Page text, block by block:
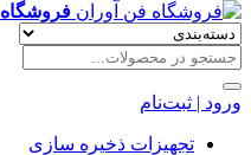
ورود | ثبت‌نام
تجهیزات ذخیره سازی